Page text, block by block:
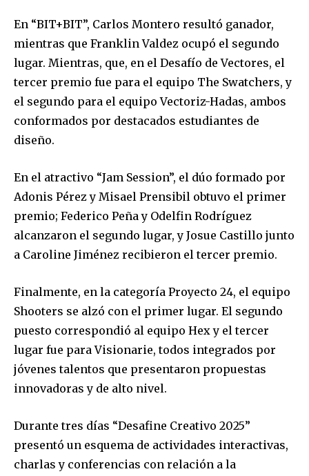
En “BIT+BIT”, Carlos Montero resultó ganador,
mientras que Franklin Valdez ocupó el segundo
lugar. Mientras, que, en el Desafío de Vectores, el
tercer premio fue para el equipo The Swatchers, y
el segundo para el equipo Vectoriz-Hadas, ambos
conformados por destacados estudiantes de
diseño.
En el atractivo “Jam Session”, el dúo formado por
Adonis Pérez y Misael Prensibil obtuvo el primer
premio; Federico Peña y Odelfin Rodríguez
alcanzaron el segundo lugar, y Josue Castillo junto
a Caroline Jiménez recibieron el tercer premio.
Finalmente, en la categoría Proyecto 24, el equipo
Shooters se alzó con el primer lugar. El segundo
puesto correspondió al equipo Hex y el tercer
lugar fue para Visionarie, todos integrados por
jóvenes talentos que presentaron propuestas
innovadoras y de alto nivel.
Durante tres días “Desafine Creativo 2025”
presentó un esquema de actividades interactivas,
charlas y conferencias con relación a la